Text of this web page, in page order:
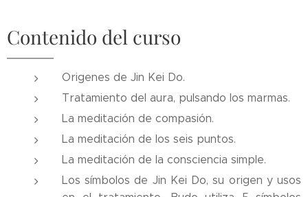
Contenido del curso
Origenes de Jin Kei Do.
Tratamiento del aura, pulsando los marmas.
La meditación de compasión.
La meditación de los seis puntos.
La meditación de la consciencia simple.
Los símbolos de Jin Kei Do, su origen y usos